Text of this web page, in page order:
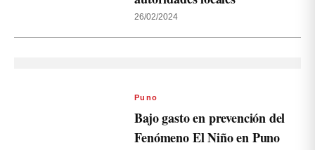
26/02/2024
Puno
Bajo gasto en prevención del
Fenómeno El Niño en Puno